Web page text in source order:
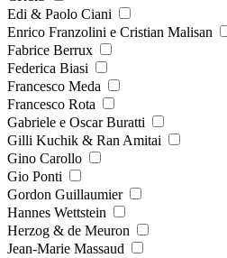
Edi & Paolo Ciani
Enrico Franzolini e Cristian Malisan
Fabrice Berrux
Federica Biasi
Francesco Meda
Francesco Rota
Gabriele e Oscar Buratti
Gilli Kuchik & Ran Amitai
Gino Carollo
Gio Ponti
Gordon Guillaumier
Hannes Wettstein
Herzog & de Meuron
Jean-Marie Massaud